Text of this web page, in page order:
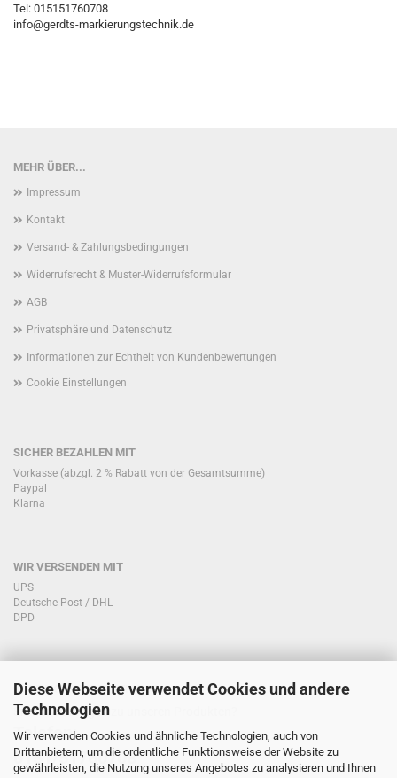
Diese Webseite verwendet Cookies und andere
Technologien
Wir verwenden Cookies und ähnliche Technologien, auch von
Drittanbietern, um die ordentliche Funktionsweise der Website zu
gewährleisten, die Nutzung unseres Angebotes zu analysieren und Ihnen
Tel: 015151760708
info@gerdts-markierungstechnik.de
MEHR ÜBER...
Impressum
Kontakt
Versand- & Zahlungsbedingungen
Widerrufsrecht & Muster-Widerrufsformular
AGB
Privatsphäre und Datenschutz
Informationen zur Echtheit von Kundenbewertungen
Cookie Einstellungen
SICHER BEZAHLEN MIT
Vorkasse (abzgl. 2 % Rabatt von der Gesamtsumme)
Paypal
Klarna
WIR VERSENDEN MIT
UPS
Deutsche Post / DHL
DPD
KONTAKT KUNDENSERVICE
Sie haben Fragen zu unseren Produkten?
Telefon:
0151/51760708